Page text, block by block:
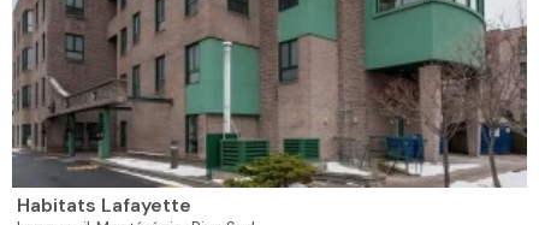
Habitats Lafayette